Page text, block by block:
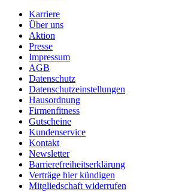
Karriere
Über uns
Aktion
Presse
Impressum
AGB
Datenschutz
Datenschutzeinstellungen
Hausordnung
Firmenfitness
Gutscheine
Kundenservice
Kontakt
Newsletter
Barrierefreiheitserklärung
Verträge hier kündigen
Mitgliedschaft widerrufen